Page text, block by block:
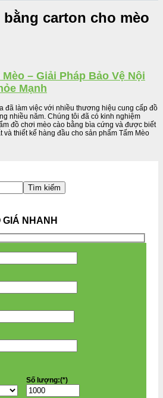
carton cho mèo
– Giải Pháp Bảo Vệ Nội
Mạnh
đã làm việc với nhiều thương hiệu cung cấp đồ
nhiều năm. Chúng tôi đã có kinh nghiệm
đồ chơi mèo cào bằng bìa cứng và được biết
thiết kế hàng đầu cho sản phẩm Tấm Mèo
Tìm kiếm
NHANH
Số lượng:(*)